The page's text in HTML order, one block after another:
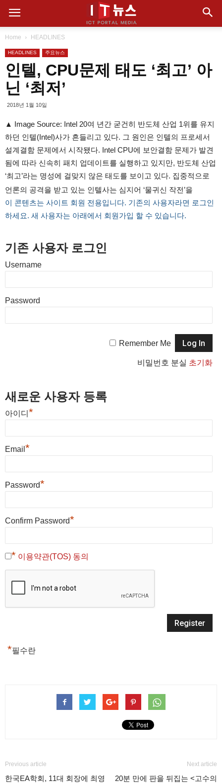
Home HEADLINES
HEADLINES 주요뉴스
인텔, CPU문제 태도 ‘최고’ 아
닌 ‘최저’
2018년 1월 10일
▲ Image Source: Intel 20여 년간 굳건히 반도체 산업 1위를 유지
하던 인텔(Intel)사가 흔들리고 있다. 그 원인은 인텔의 프로세서
설계결함 문제에서 시작됐다. Intel CPU에 보안결함 문제가 발견
됨에 따라 신속히 패치 업데이트를 실행하고 있지만, 반도체 산업
‘최고’라는 명성에 걸맞지 않은 태도를 보이고 있다. 집중적으로
언론의 공격을 받고 있는 인텔사는 심지어 ‘물귀신 작전’을
이 콘텐츠는 사이트 회원 전용입니다. 기존의 사용자라면 로그인
하세요. 새 사용자는 아래에서 회원가입 할 수 있습니다.
기존 사용자 로그인
Username
Password
Remember Me
비밀번호 분실 초기화
새로운 사용자 등록
아이디 *
Email *
Password*
Confirm Password*
* 이용약관(TOS) 동의
*필수란
Previous article
한국EA학회, 11대 회장에 최영
Next article
20분 만에 판을 뒤집는 <고수의